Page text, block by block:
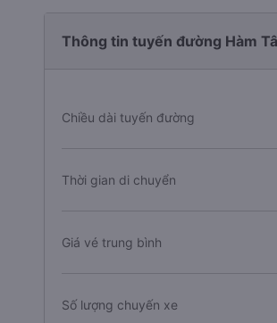
Thông tin tuyến đường Hàm
Chiều dài tuyến đường
Thời gian di chuyển
Giá vé trung bình
Số lượng chuyến xe